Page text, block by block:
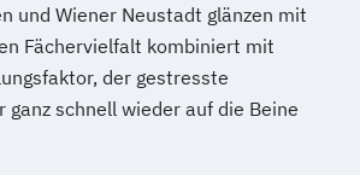
Personalmanagement
Analytics
Facility Management
und Wiener Neustadt glänzen mit
Fächervielfalt kombiniert mit
der gestresste
ganz schnell wieder auf die Beine